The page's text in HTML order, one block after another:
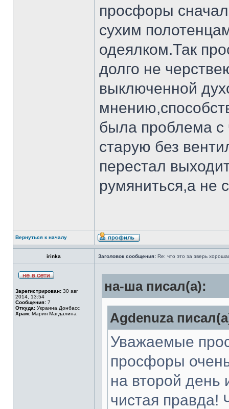
просфоры
сухим
одеялком.Так
долго не
выключенной
была проблема с
старую без
перестал
румяниться,а не
Вернуться к началу
irinka Заголовок сообщения: Re: что это за зверь
Зарегистрирован: 30 авг
2014, 13:54
Сообщения: 7
Откуда: Украина,Донбасс
Храм: Мария Магдалина
на-ша писал(а):
Agdenuza
Уважаемые
просфоры
на второй день
чистая правда!